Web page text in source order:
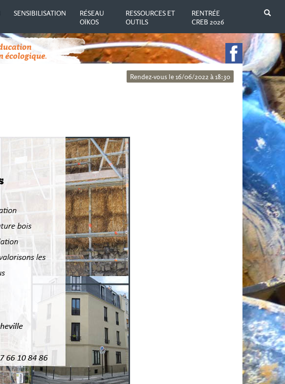
SENSIBILISATION
RÉSEAU
OÏKOS
RESSOURCES ET
OUTILS
RENTRÉE
CREB 2026
Rendez-vous le 16/06/2022 à 18:30